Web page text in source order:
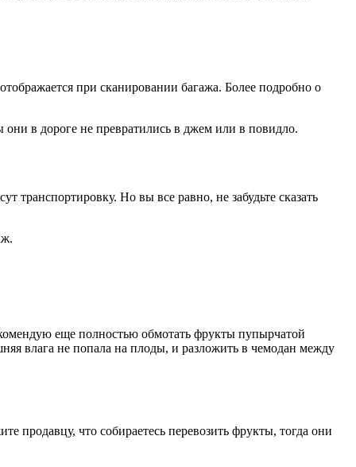
при сканировании багажа. Более подробно о
в дороге не превратились в джем или в повидло.
Но вы все равно, не забудьте сказать
еще полностью обмотать фрукты пупырчатой
влага не попала на плоды, и разложить в чемодан между
продавцу, что собираетесь перевозить фрукты, тогда они